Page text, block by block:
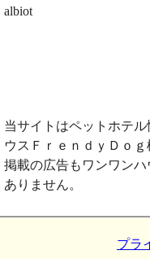
albiot
当サイトはペットホテ
ウスＦｒｅｎｄｙＤｏｇ
掲載の広告もワンワン
ありません。
プラ